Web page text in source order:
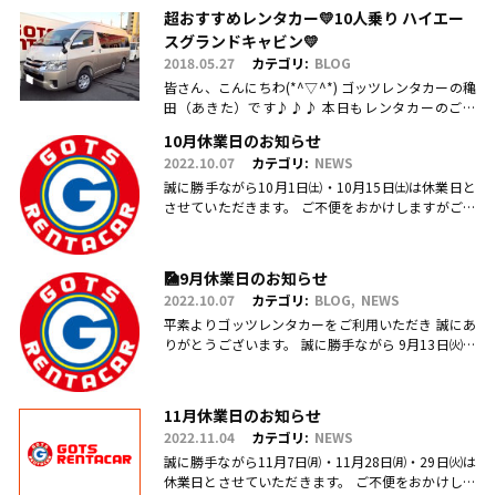
超おすすめレンタカー💛10人乗り ハイエー
スグランドキャビン💛
2018.05.27 カテゴリ: BLOG
皆さん、こんにちわ(*^▽^*) ゴッツレンタカーの穐
田（あきた）です♪♪♪ 本日もレンタカーのご利
りがとうございます(.....
10月休業日のお知らせ
2022.10.07 カテゴリ: NEWS
誠に勝手ながら10月1日㈯・10月15日㈯は休業日と
させていただきます。 ご不便をおかけしますがご理
🎑9月休業日のお知らせ
2022.10.07 カテゴリ: BLOG
NEWS
平素よりゴッツレンタカーをご利用いただき 誠にあ
りがとうございます。 誠に勝手ながら 9月13日㈫・
11月休業日のお知らせ
2022.11.04 カテゴリ: NEWS
誠に勝手ながら11月7日㈪・11月28日㈪・29日㈫は
休業日とさせていただきます。 ご不便をおかけしま